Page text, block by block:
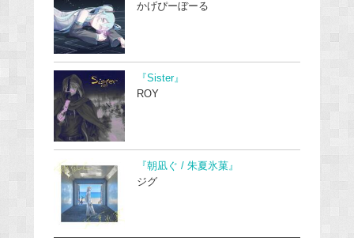
かげぴーぼーる
『Sister』
ROY
『朝凪ぐ / 朱夏氷菓』
ジグ